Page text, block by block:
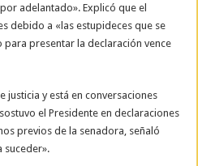
adelantado». Explicó que el
debido a «las estupideces que se
para presentar la declaración vence
justicia y está en conversaciones
el Presidente en declaraciones
previos de la senadora, señaló
suceder».